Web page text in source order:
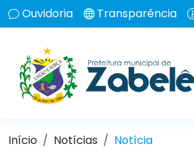
Ouvidoria Transparência
Início Notícias Notícia